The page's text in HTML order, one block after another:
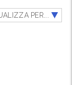
PER...